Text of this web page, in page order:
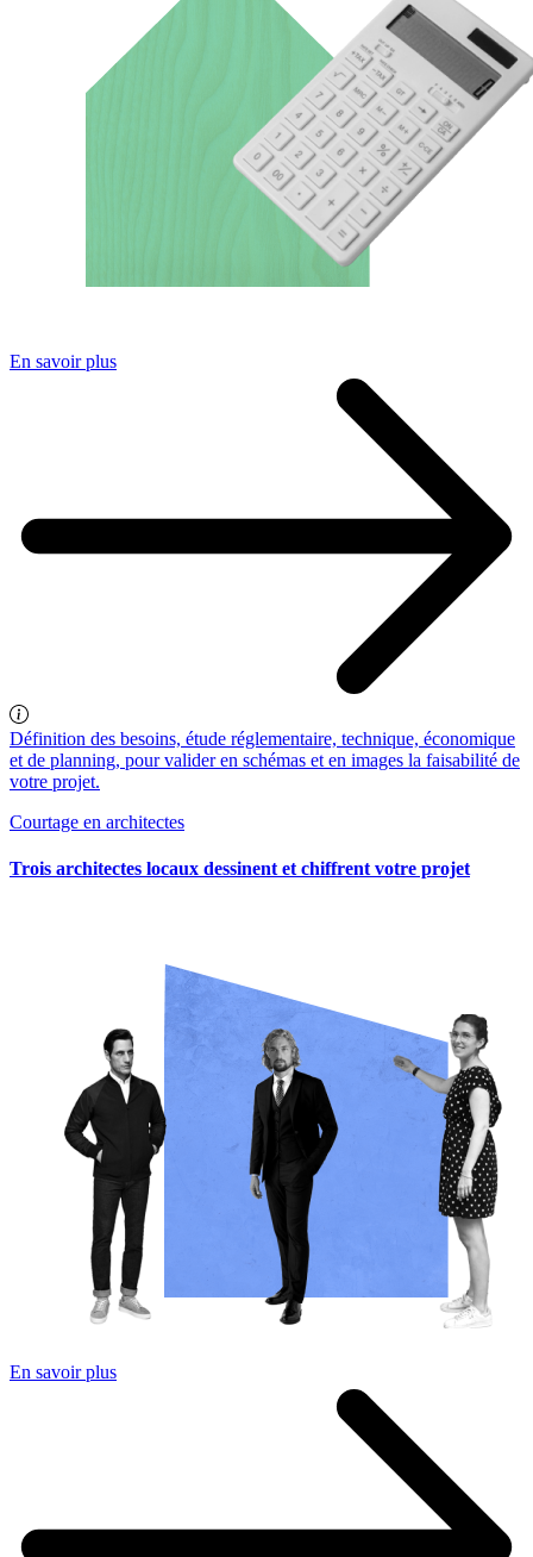
En savoir plus
Définition des besoins, étude réglementaire, technique, économique
et de planning, pour valider en schémas et en images la faisabilité de
votre projet.
Courtage en architectes
Trois architectes locaux dessinent et chiffrent votre projet
En savoir plus